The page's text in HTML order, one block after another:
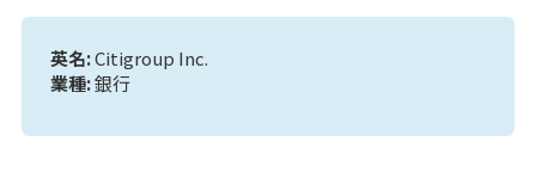
英名:Citigroup Inc.
業種:銀行